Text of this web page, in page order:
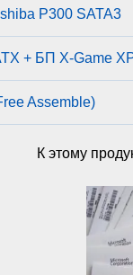
P300 SATA3
+ БП X-Game
Assemble)
К этому